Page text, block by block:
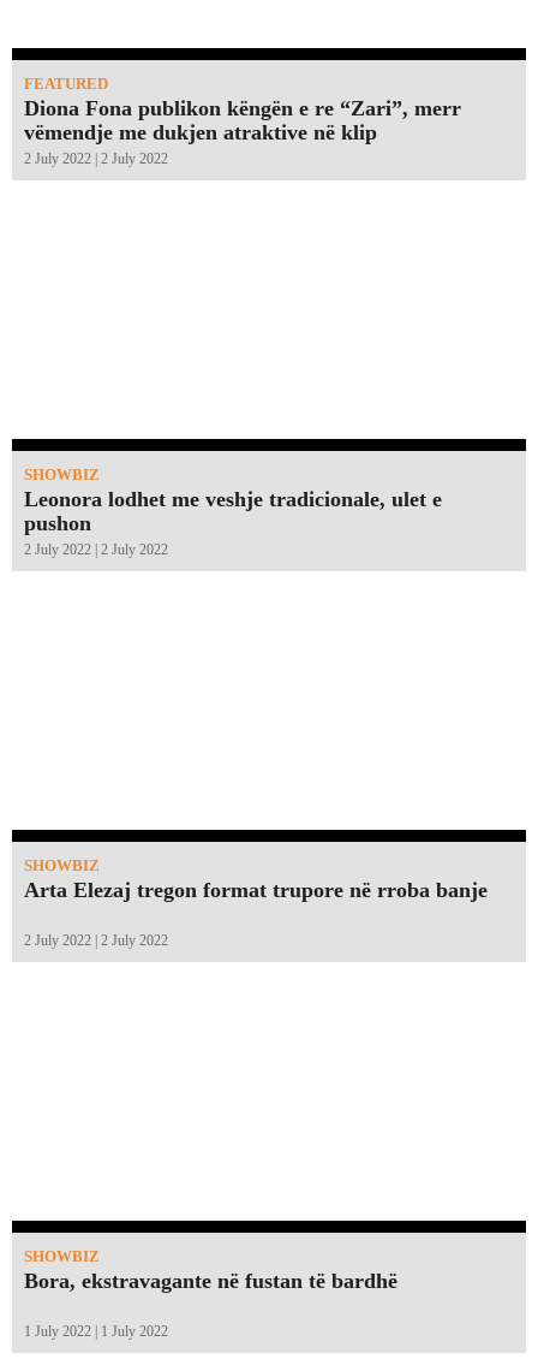
FEATURED
Diona Fona publikon këngën e re “Zari”, merr
vëmendje me dukjen atraktive në klip
2 July 2022 | 2 July 2022
SHOWBIZ
Leonora lodhet me veshje tradicionale, ulet e
pushon
2 July 2022 | 2 July 2022
SHOWBIZ
Arta Elezaj tregon format trupore në rroba banje
2 July 2022 | 2 July 2022
SHOWBIZ
Bora, ekstravagante në fustan të bardhë
1 July 2022 | 1 July 2022